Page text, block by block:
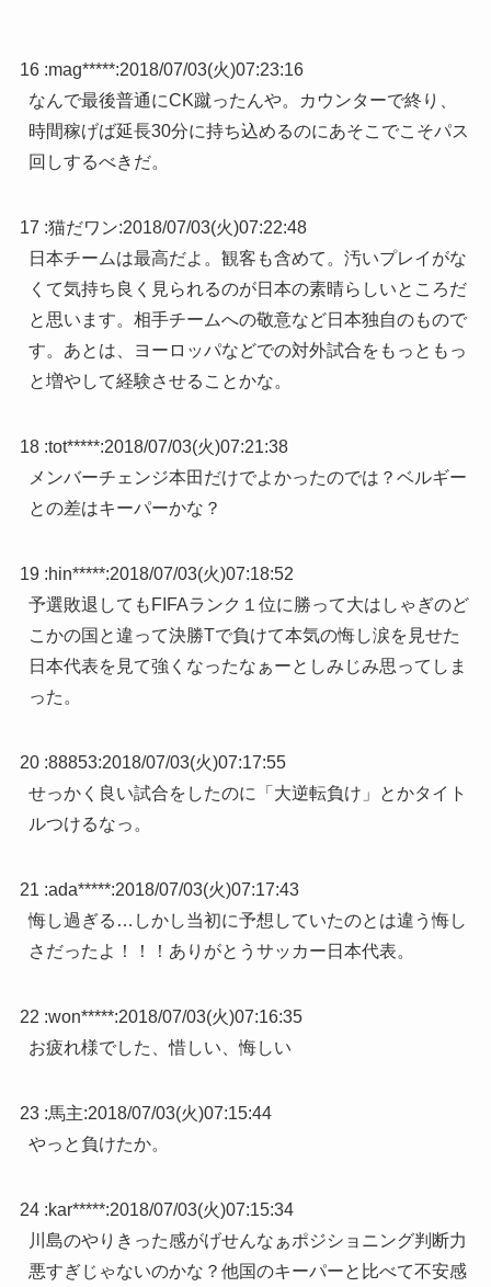
16 :mag*****:2018/07/03(火)07:23:16
なんで最後普通にCK蹴ったんや。カウンターで終り、
時間稼げば延長30分に持ち込めるのにあそこでこそパス
回しするべきだ。
17 :猫だワン:2018/07/03(火)07:22:48
日本チームは最高だよ。観客も含めて。汚いプレイがな
くて気持ち良く見られるのが日本の素晴らしいところだ
と思います。相手チームへの敬意など日本独自のもので
す。あとは、ヨーロッパなどでの対外試合をもっともっ
と増やして経験させることかな。
18 :tot*****:2018/07/03(火)07:21:38
メンバーチェンジ本田だけでよかったのでは？ベルギー
との差はキーパーかな？
19 :hin*****:2018/07/03(火)07:18:52
予選敗退してもFIFAランク１位に勝って大はしゃぎのど
こかの国と違って決勝Tで負けて本気の悔し涙を見せた
日本代表を見て強くなったなぁーとしみじみ思ってしま
った。
20 :88853:2018/07/03(火)07:17:55
せっかく良い試合をしたのに「大逆転負け」とかタイト
ルつけるなっ。
21 :ada*****:2018/07/03(火)07:17:43
悔し過ぎる…しかし当初に予想していたのとは違う悔し
さだったよ！！！ありがとうサッカー日本代表。
22 :won*****:2018/07/03(火)07:16:35
お疲れ様でした、惜しい、悔しい
23 :馬主:2018/07/03(火)07:15:44
やっと負けたか。
24 :kar*****:2018/07/03(火)07:15:34
川島のやりきった感がげせんなぁポジショニング判断力
悪すぎじゃないのかな？他国のキーパーと比べて不安感